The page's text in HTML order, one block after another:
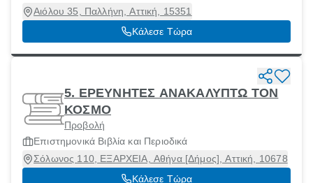
Αιόλου 35, Παλλήνη, Αττική, 15351
Κάλεσε Τώρα
5. ΕΡΕΥΝΗΤΕΣ ΑΝΑΚΑΛΥΠΤΩ ΤΟΝ
ΚΟΣΜΟ
Προβολή
Επιστημονικά Βιβλία και Περιοδικά
Σόλωνος 110, ΕΞΑΡΧΕΙΑ, Αθήνα [Δήμος], Αττική, 10678
Κάλεσε Τώρα